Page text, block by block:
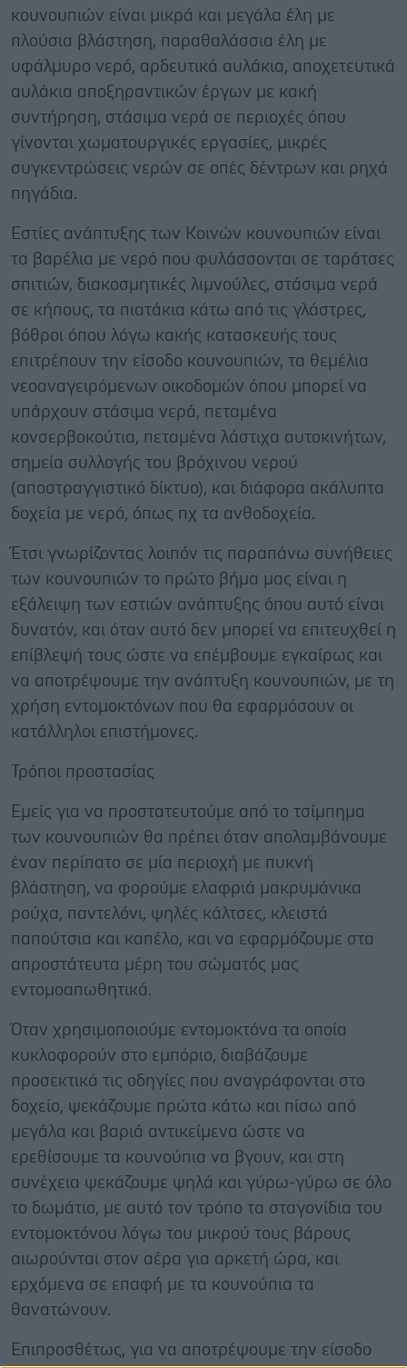
κουνουπιών είναι μικρά και μεγάλα έλη με
πλούσια βλάστηση, παραθαλάσσια έλη με
υφάλμυρο νερό, αρδευτικά αυλάκια, αποχετευτικά
αυλάκια αποξηραντικών έργων με κακή
συντήρηση, στάσιμα νερά σε περιοχές όπου
γίνονται χωματουργικές εργασίες, μικρές
συγκεντρώσεις νερών σε οπές δέντρων και ρηχά
πηγάδια.
Εστίες ανάπτυξης των Κοινών κουνουπιών είναι
τα βαρέλια με νερό που φυλάσσονται σε ταράτσες
σπιτιών, διακοσμητικές λιμνούλες, στάσιμα νερά
σε κήπους, τα πιατάκια κάτω από τις γλάστρες,
βόθροι όπου λόγω κακής κατασκευής τους
επιτρέπουν την είσοδο κουνουπιών, τα θεμέλια
νεοαναγειρόμενων οικοδομών όπου μπορεί να
υπάρχουν στάσιμα νερά, πεταμένα
κονσερβοκούτια, πεταμένα λάστιχα αυτοκινήτων,
σημεία συλλογής του βρόχινου νερού
(αποστραγγιστικό δίκτυο), και διάφορα ακάλυπτα
δοχεία με νερό, όπως πχ τα ανθοδοχεία.
Έτσι γνωρίζοντας λοιπόν τις παραπάνω συνήθειες
των κουνουπιών το πρώτο βήμα μας είναι η
εξάλειψη των εστιών ανάπτυξης όπου αυτό είναι
δυνατόν, και όταν αυτό δεν μπορεί να επιτευχθεί η
επίβλεψή τους ώστε να επέμβουμε εγκαίρως και
να αποτρέψουμε την ανάπτυξη κουνουπιών, με τη
χρήση εντομοκτόνων που θα εφαρμόσουν οι
κατάλληλοι επιστήμονες.
Τρόποι προστασίας
Εμείς για να προστατευτούμε από το τσίμπημα
των κουνουπιών θα πρέπει όταν απολαμβάνουμε
έναν περίπατο σε μία περιοχή με πυκνή
βλάστηση, να φορούμε ελαφριά μακρυμάνικα
ρούχα, παντελόνι, ψηλές κάλτσες, κλειστά
παπούτσια και καπέλο, και να εφαρμόζουμε στα
απροστάτευτα μέρη του σώματός μας
εντομοαπωθητικά.
Όταν χρησιμοποιούμε εντομοκτόνα τα οποία
κυκλοφορούν στο εμπόριο, διαβάζουμε
προσεκτικά τις οδηγίες που αναγράφονται στο
δοχείο, ψεκάζουμε πρώτα κάτω και πίσω από
μεγάλα και βαριά αντικείμενα ώστε να
ερεθίσουμε τα κουνούπια να βγουν, και στη
συνέχεια ψεκάζουμε ψηλά και γύρω-γύρω σε όλο
το δωμάτιο, με αυτό τον τρόπο τα σταγονίδια του
εντομοκτόνου λόγω του μικρού τους βάρους
αιωρούνται στον αέρα για αρκετή ώρα, και
ερχόμενα σε επαφή με τα κουνούπια τα
θανατώνουν.
Επιπροσθέτως, για να αποτρέψουμε την είσοδο